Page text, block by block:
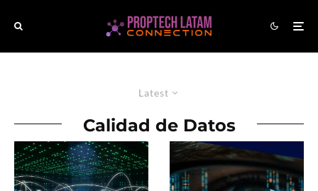
Latest
Calidad de Datos